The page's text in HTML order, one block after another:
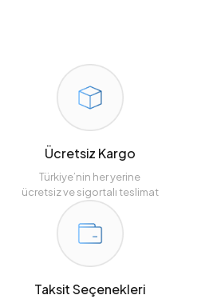
Ücretsiz Kargo
Türkiye’nin her yerine
ücretsiz ve sigortalı teslimat
Taksit Seçenekleri